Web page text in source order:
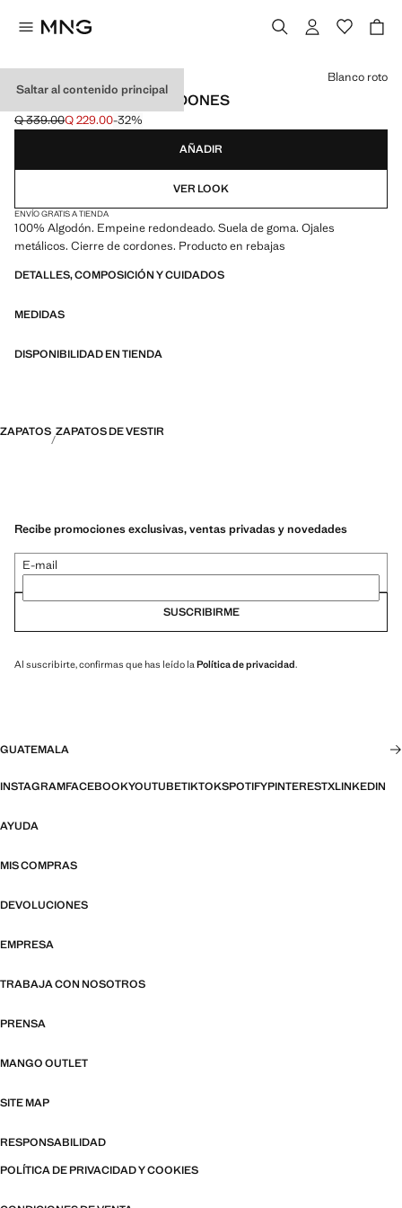
Saltar al contenido principal
ZAPATO NÁUTICO CORDONES
Precio inicial tachado [Q 339.00 ]
Q 339.00
Precio actual [Q 229.00 ]
Q 229.00-32%
Selecciona un color
Blanco roto
AÑADIR
VER LOOK
ENVÍO GRATIS A TIENDA
100% Algodón. Empeine redondeado. Suela de goma. Ojales
metálicos. Cierre de cordones. Producto en rebajas
DETALLES, COMPOSICIÓN Y CUIDADOS
MEDIDAS
DISPONIBILIDAD EN TIENDA
ZAPATOS ZAPATOS DE VESTIR
Recibe promociones exclusivas, ventas privadas y novedades
E-mail
SUSCRIBIRME
Al suscribirte, confirmas que has leído la Política de privacidad.
GUATEMALA
INSTAGRAMFACEBOOKYOUTUBETIKTOKSPOTIFYPINTERESTXLINKEDIN
AYUDA
MIS COMPRAS
DEVOLUCIONES
EMPRESA
TRABAJA CON NOSOTROS
PRENSA
MANGO OUTLET
SITE MAP
RESPONSABILIDAD
POLÍTICA DE PRIVACIDAD Y COOKIES